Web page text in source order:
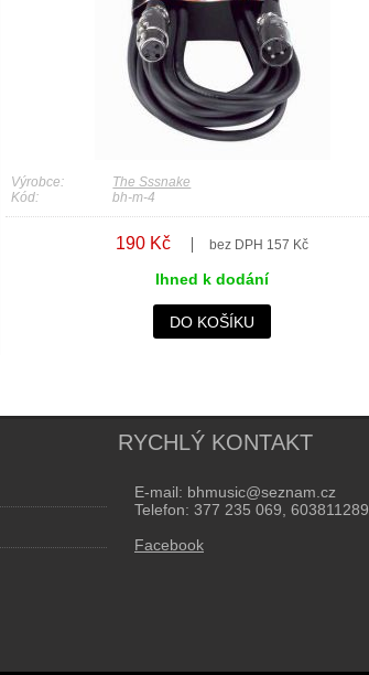
Výrobce:
The Sssnake
Kód:
bh-m-4
190 Kč bez DPH 157 Kč
Ihned k dodání
DO KOŠÍKU
RYCHLÝ KONTAKT
E-mail: bhmusic@seznam.cz
Telefon: 377 235 069, 603811289
Facebook